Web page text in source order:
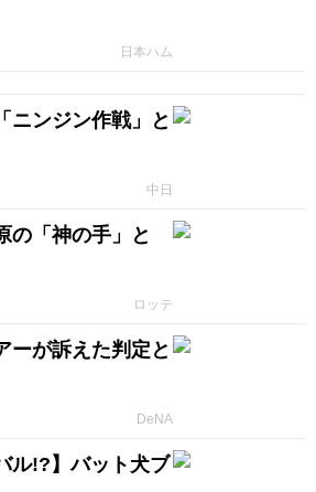
日本ハム
ニンジン作戦」と
中日
の「神の手」と
ロッテ
ーが訴えた判定と
DeNA
ル!?】バット犬ブ